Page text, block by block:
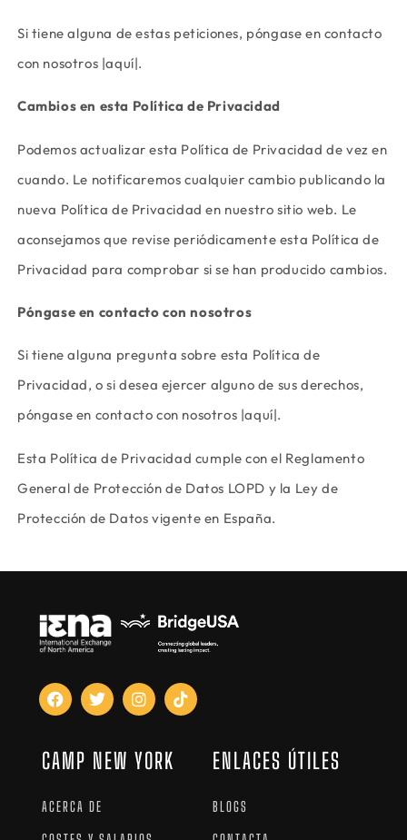
Si tiene alguna de estas peticiones, póngase en contacto
con nosotros |aquí|.
Cambios en esta Política de Privacidad
Podemos actualizar esta Política de Privacidad de vez en
cuando. Le notificaremos cualquier cambio publicando la
nueva Política de Privacidad en nuestro sitio web. Le
aconsejamos que revise periódicamente esta Política de
Privacidad para comprobar si se han producido cambios.
Póngase en contacto con nosotros
Si tiene alguna pregunta sobre esta Política de
Privacidad, o si desea ejercer alguno de sus derechos,
póngase en contacto con nosotros |aquí|.
Esta Política de Privacidad cumple con el Reglamento
General de Protección de Datos LOPD y la Ley de
Protección de Datos vigente en España.
CAMP NEW YORK
ACERCA DE
ENLACES ÚTILES
BLOGS